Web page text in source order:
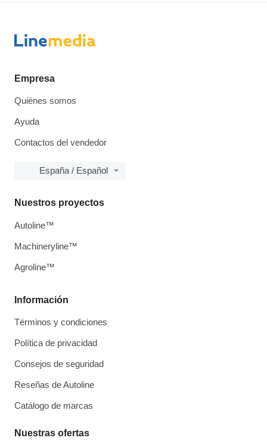
Empresa
Quiénes somos
Ayuda
Contactos del vendedor
España / Español
Información
Términos y condiciones
Política de privacidad
Consejos de seguridad
Reseñas de Autoline
Catálogo de marcas
Nuestras ofertas
Nuestros proyectos
Autoline™
Machineryline™
Agroline™